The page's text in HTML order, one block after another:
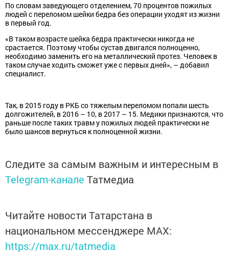
По словам заведующего отделением, 70 процентов пожилых
людей с переломом шейки бедра без операции уходят из жизни
в первый год.
«В таком возрасте шейка бедра практически никогда не
срастается. Поэтому чтобы сустав двигался полноценно,
необходимо заменить его на металлический протез. Человек в
таком случае ходить сможет уже с первых дней», – добавил
специалист.
Так, в 2015 году в РКБ со тяжелым переломом попали шесть
долгожителей, в 2016 – 10, в 2017 – 15. Медики признаются, что
раньше после таких травм у пожилых людей практически не
было шансов вернуться к полноценной жизни.
Следите за самым важным и интересным в
Telegram-канале Татмедиа
Читайте новости Татарстана в
национальном мессенджере MАХ:
https://max.ru/tatmedia